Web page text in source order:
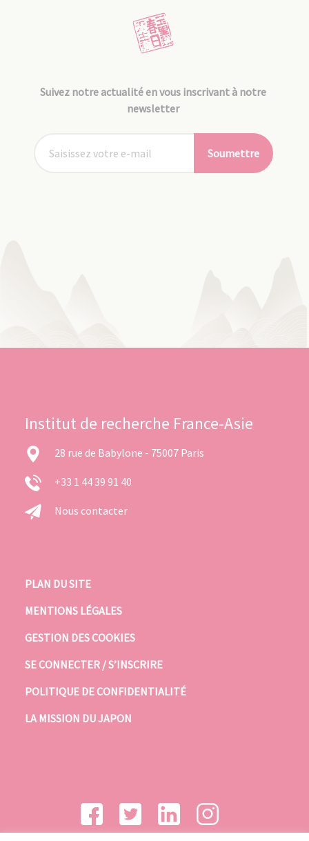
Suivez notre actualité en vous inscrivant à notre
newsletter
Soumettre
Institut de recherche France-Asie
28 rue de Babylone - 75007 Paris
+33 1 44 39 91 40
Nous contacter
PLAN DU SITE
MENTIONS LÉGALES
GESTION DES COOKIES
SE CONNECTER / S’INSCRIRE
POLITIQUE DE CONFIDENTIALITÉ
LA MISSION DU JAPON